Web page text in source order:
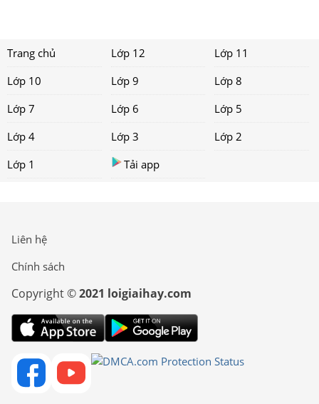
Trang chủ Lớp 12
Lớp 11
Lớp 10
Lớp 9
Lớp 8
Lớp 7
Lớp 6
Lớp 5
Lớp 4
Lớp 3
Lớp 2
Lớp 1
Tải app
Liên hệ
Chính sách
Copyright ©2021 loigiaihay.com